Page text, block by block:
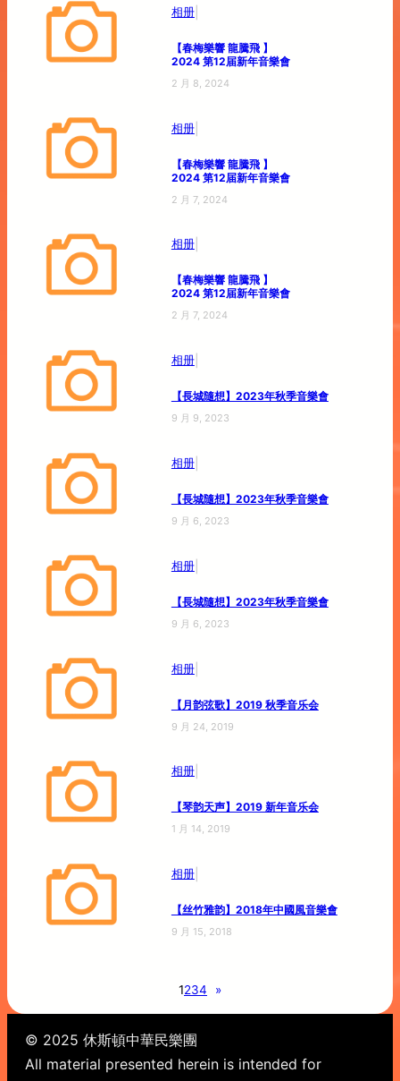
相册|
【春梅樂響 龍騰飛 】
2024 第12届新年音樂會
2 月 8, 2024
相册|
【春梅樂響 龍騰飛 】
2024 第12届新年音樂會
2 月 7, 2024
相册|
【春梅樂響 龍騰飛 】
2024 第12届新年音樂會
2 月 7, 2024
相册|
【長城隨想】2023年秋季音樂會
9 月 9, 2023
相册|
【長城隨想】2023年秋季音樂會
9 月 6, 2023
相册|
【長城隨想】2023年秋季音樂會
9 月 6, 2023
相册|
【月韵弦歌】2019 秋季音乐会
9 月 24, 2019
相册|
【琴韵天声】2019 新年音乐会
1 月 14, 2019
相册|
【丝竹雅韵】2018年中國風音樂會
9 月 15, 2018
1234 »
© 2025 休斯頓中華民樂團
All material presented herein is intended for